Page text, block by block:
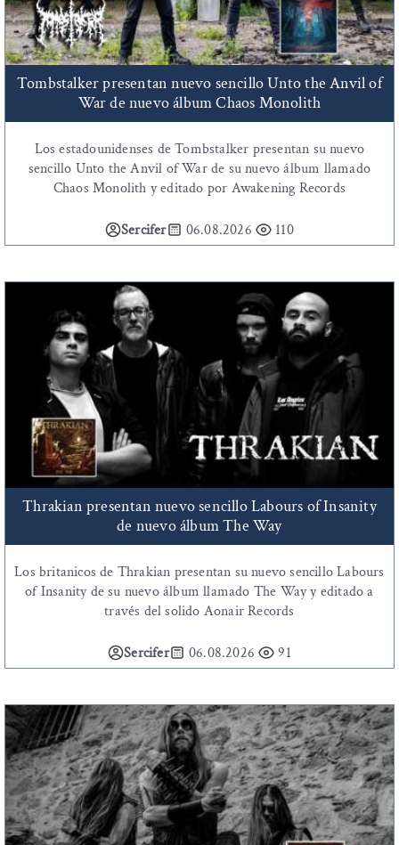
Tombstalker presentan nuevo sencillo Unto the Anvil of
War de nuevo álbum Chaos Monolith
Los estadounidenses de Tombstalker presentan su nuevo
sencillo Unto the Anvil of War de su nuevo álbum llamado
Chaos Monolith y editado por Awakening Records
Sercifer 06.08.2026 110
Thrakian presentan nuevo sencillo Labours of Insanity
de nuevo álbum The Way
Los britanicos de Thrakian presentan su nuevo sencillo Labours
of Insanity de su nuevo álbum llamado The Way y editado a
través del solido Aonair Records
Sercifer 06.08.2026 91